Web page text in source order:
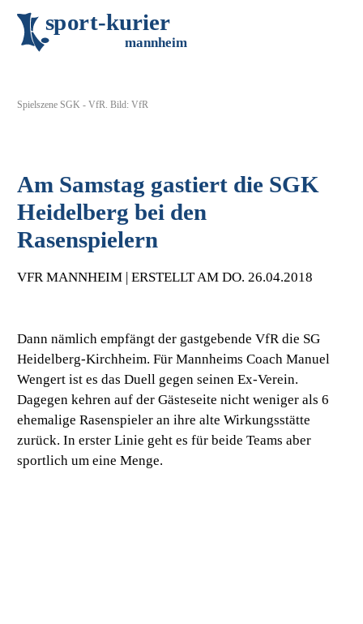
sport-kurier
mannheim
Spielszene SGK - VfR. Bild: VfR
Am Samstag gastiert die SGK
Heidelberg bei den
Rasenspielern
VFR MANNHEIM | ERSTELLT AM DO. 26.04.2018
Dann nämlich empfängt der gastgebende VfR die SG
Heidelberg-Kirchheim. Für Mannheims Coach Manuel
Wengert ist es das Duell gegen seinen Ex-Verein.
Dagegen kehren auf der Gästeseite nicht weniger als 6
ehemalige Rasenspieler an ihre alte Wirkungsstätte
zurück. In erster Linie geht es für beide Teams aber
sportlich um eine Menge.